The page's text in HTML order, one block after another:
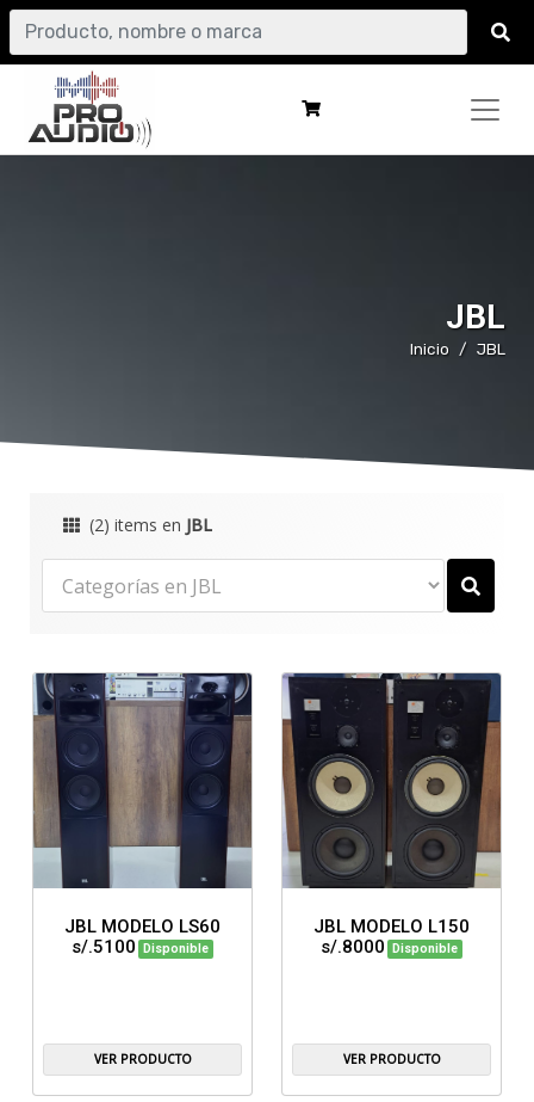
JBL
Inicio JBL
(2) items en JBL
JBL MODELO LS60
s/.5100
Disponible
VER PRODUCTO
JBL MODELO L150
s/.8000
Disponible
VER PRODUCTO